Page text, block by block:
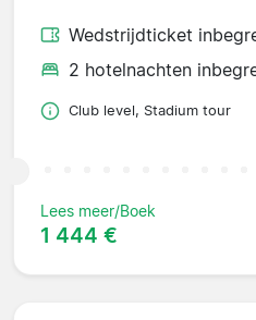
Wedstrijdticket
2 hotelnachten
Club level, Stadium tour
Lees meer/Boek
1 444 €